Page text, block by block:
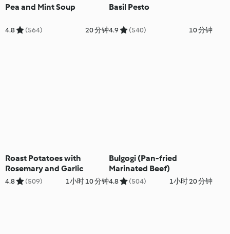
Pea and Mint Soup
4.8 (564) 20 分钟
Basil Pesto
4.9 (540) 10 分钟
Roast Potatoes with
Rosemary and Garlic
4.8 (509) 1小时 10 分钟
Bulgogi (Pan-fried
Marinated Beef)
4.8 (504) 1小时 20 分钟